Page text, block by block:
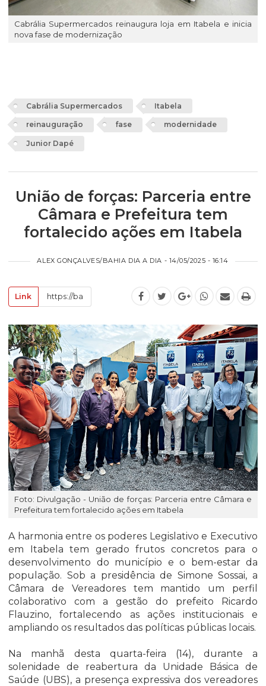
Cabrália Supermercados reinaugura loja em Itabela e inicia
nova fase de modernização
Cabrália Supermercados Itabela
reinauguração fase modernidade
Junior Dapé
União de forças: Parceria entre
Câmara e Prefeitura tem
fortalecido ações em Itabela
ALEX GONÇALVES/BAHIA DIA A DIA - 14/05/2025 - 16:14
Link
Foto: Divulgação - União de forças: Parceria entre Câmara e
Prefeitura tem fortalecido ações em Itabela
A harmonia entre os poderes Legislativo e Executivo
em Itabela tem gerado frutos concretos para o
desenvolvimento do município e o bem-estar da
população. Sob a presidência de Simone Sossai, a
Câmara de Vereadores tem mantido um perfil
colaborativo com a gestão do prefeito Ricardo
Flauzino, fortalecendo as ações institucionais e
ampliando os resultados das políticas públicas locais.
Na manhã desta quarta-feira (14), durante a
solenidade de reabertura da Unidade Básica de
Saúde (UBS), a presença expressiva dos vereadores